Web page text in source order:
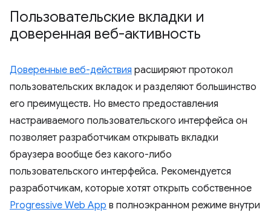
Пользовательские вкладки и
доверенная веб-активность
Доверенные веб-действия расширяют протокол
пользовательских вкладок и разделяют большинство
его преимуществ. Но вместо предоставления
настраиваемого пользовательского интерфейса он
позволяет разработчикам открывать вкладки
браузера вообще без какого-либо
пользовательского интерфейса. Рекомендуется
разработчикам, которые хотят открыть собственное
Progressive Web App в полноэкранном режиме внутри